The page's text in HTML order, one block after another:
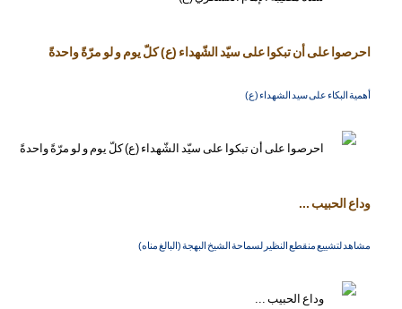
احرصوا على أن تبكوا على سيّد الشّهداء (ع) كلّ يوم و لو مرّةً واحدةً
أهمية البكاء على سيد الشهداء (ع)
وداع الحبيب ...
مشاهد لتشييع منقطع النظير لسماحة الشيخ البهجة (البالغ مناه)